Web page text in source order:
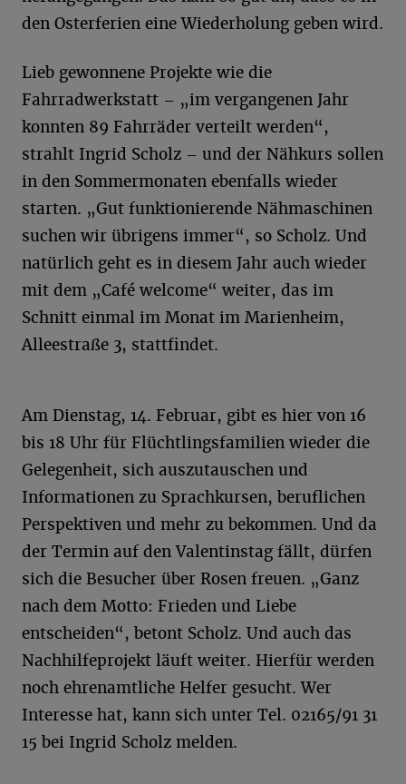
den Osterferien eine Wiederholung geben wird.
Lieb gewonnene Projekte wie die
Fahrradwerkstatt – „im vergangenen Jahr
konnten 89 Fahrräder verteilt werden“,
strahlt Ingrid Scholz – und der Nähkurs sollen
in den Sommermonaten ebenfalls wieder
starten. „Gut funktionierende Nähmaschinen
suchen wir übrigens immer“, so Scholz. Und
natürlich geht es in diesem Jahr auch wieder
mit dem „Café welcome“ weiter, das im
Schnitt einmal im Monat im Marienheim,
Alleestraße 3, stattfindet.
Am Dienstag, 14. Februar, gibt es hier von 16
bis 18 Uhr für Flüchtlingsfamilien wieder die
Gelegenheit, sich auszutauschen und
Informationen zu Sprachkursen, beruflichen
Perspektiven und mehr zu bekommen. Und da
der Termin auf den Valentinstag fällt, dürfen
sich die Besucher über Rosen freuen. „Ganz
nach dem Motto: Frieden und Liebe
entscheiden“, betont Scholz. Und auch das
Nachhilfeprojekt läuft weiter. Hierfür werden
noch ehrenamtliche Helfer gesucht. Wer
Interesse hat, kann sich unter Tel. 02165/91 31
15 bei Ingrid Scholz melden.